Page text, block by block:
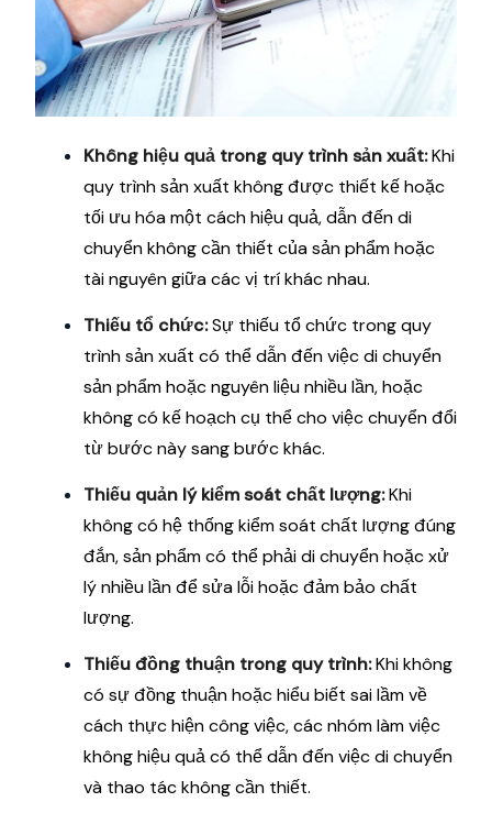
Không hiệu quả trong quy trình sản xuất:Khi
quy trình sản xuất không được thiết kế hoặc
tối ưu hóa một cách hiệu quả, dẫn đến di
chuyển không cần thiết của sản phẩm hoặc
tài nguyên giữa các vị trí khác nhau.
Thiếu tổ chức:Sự thiếu tổ chức trong quy
trình sản xuất có thể dẫn đến việc di chuyển
sản phẩm hoặc nguyên liệu nhiều lần, hoặc
không có kế hoạch cụ thể cho việc chuyển đổi
từ bước này sang bước khác.
Thiếu quản lý kiểm soát chất lượng:Khi
không có hệ thống kiểm soát chất lượng đúng
đắn, sản phẩm có thể phải di chuyển hoặc xử
lý nhiều lần để sửa lỗi hoặc đảm bảo chất
lượng.
Thiếu đồng thuận trong quy trình:Khi không
có sự đồng thuận hoặc hiểu biết sai lầm về
cách thực hiện công việc, các nhóm làm việc
không hiệu quả có thể dẫn đến việc di chuyển
và thao tác không cần thiết.